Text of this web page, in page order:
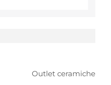
Outlet ceramiche